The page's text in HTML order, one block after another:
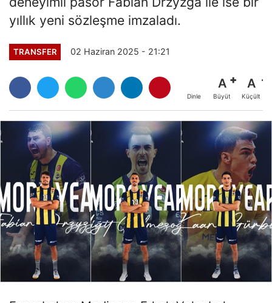
yıllık yeni sözleşme imzaladı.
TRANSFER 02 Haziran 2025 - 21:21
Dinle
A
Büyüt
A
Küçült